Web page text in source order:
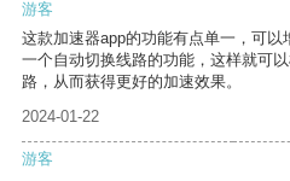
游客
这款加速器app的功能有点单一，可
一个自动切换线路的功能，这样就可
路，从而获得更好的加速效果。
2024-01-22
游客